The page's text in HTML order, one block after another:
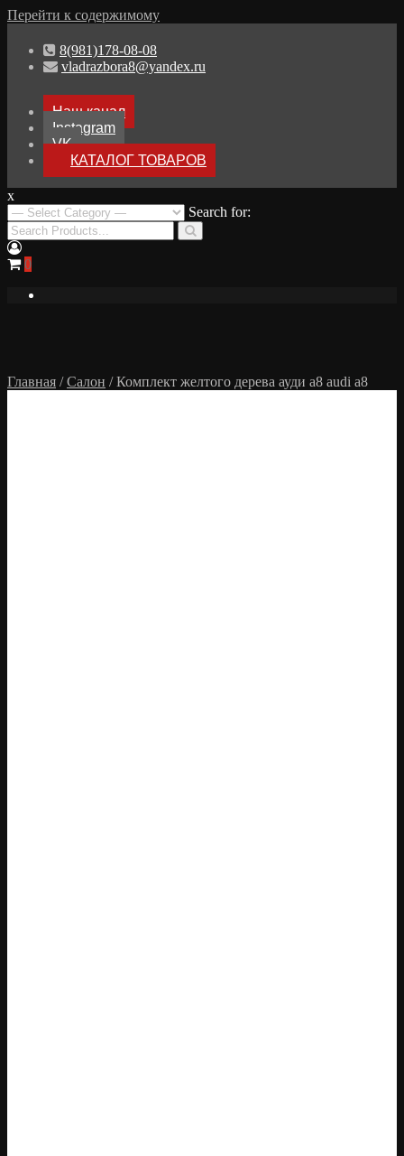
Перейти к содержимому
8(981)178-08-08
vladrazbora8@yandex.ru
Наш канал
Instagram
VK
КАТАЛОГ ТОВАРОВ
Разбор Ауди А8
Разборка Audi A8 D3
x
Search for:
0
Главная /Салон / Комплект желтого дерева ауди а8 audi a8